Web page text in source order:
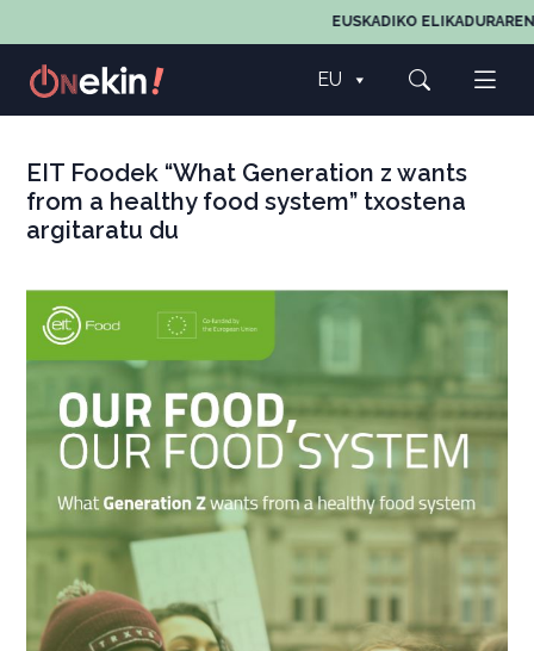
EUSKADIKO
EU
EIT Foodek “What Generation z wants
from a healthy food system” txostena
argitaratu du